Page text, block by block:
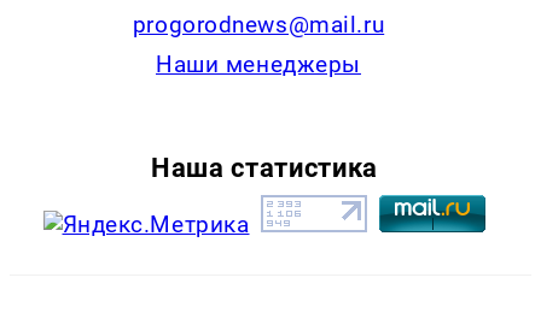
progorodnews@mail.ru
Наши менеджеры
Наша статистика